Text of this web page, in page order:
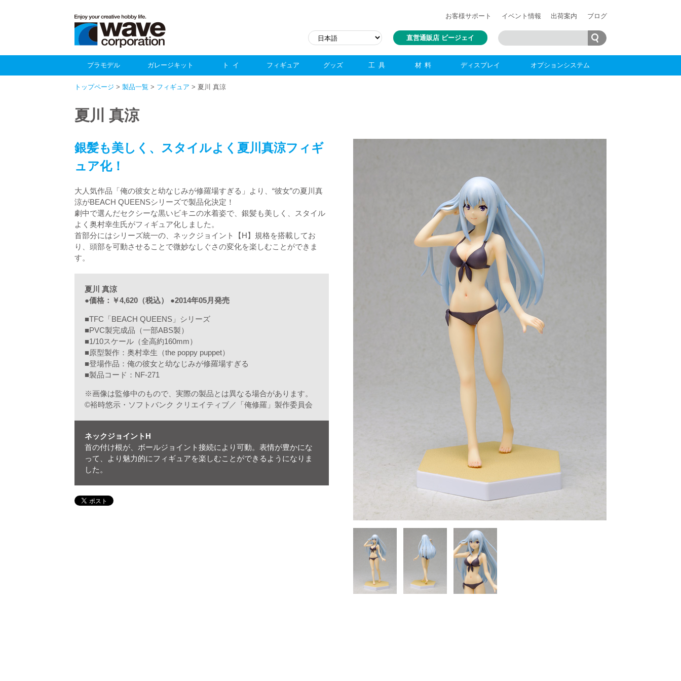
お客様サポート イベント情報 出荷案内 ブログ
直営通販店 ビージェイ
プラモデル ガレージキット トイ フィギュア グッズ 工具 材料 ディスプレイ オプションシステム
トップページ > 製品一覧 > フィギュア > 夏川 真涼
夏川 真涼
銀髪も美しく、スタイルよく夏川真涼フィギ
ュア化！
大人気作品「俺の彼女と幼なじみが修羅場すぎる」より、“彼女”の夏川真
涼がBEACH QUEENSシリーズで製品化決定！
劇中で選んだセクシーな黒いビキニの水着姿で、銀髪も美しく、スタイル
よく奥村幸生氏がフィギュア化しました。
首部分にはシリーズ統一の、ネックジョイント【H】規格を搭載してお
り、頭部を可動させることで微妙なしぐさの変化を楽しむことができま
す。
夏川 真涼
●価格：￥4,620（税込） ●2014年05月発売
■TFC「BEACH QUEENS」シリーズ
■PVC製完成品（一部ABS製）
■1/10スケール（全高約160mm）
■原型製作：奥村幸生（the poppy puppet）
■登場作品：俺の彼女と幼なじみが修羅場すぎる
■製品コード：NF-271
※画像は監修中のもので、実際の製品とは異なる場合があります。
©裕時悠示・ソフトバンク クリエイティブ／「俺修羅」製作委員会
ネックジョイントH
首の付け根が、ボールジョイント接続により可動。表情が豊かにな
って、より魅力的にフィギュアを楽しむことができるようになりま
した。